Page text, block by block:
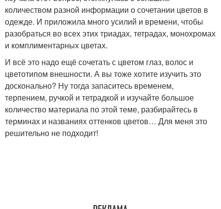
количеством разной информации о сочетании цветов в
одежде. И приложила много усилий и времени, чтобы
разобраться во всех этих триадах, тетрадах, монохромах
и комплиментарных цветах.
И всё это надо ещё сочетать с цветом глаз, волос и
цветотипом внешности. А вы тоже хотите изучить это
досконально? Ну тогда запаситесь временем,
терпением, ручкой и тетрадкой и изучайте большое
количество материала по этой теме, разбирайтесь в
терминах и названиях оттенков цветов… Для меня это
решительно не подходит!